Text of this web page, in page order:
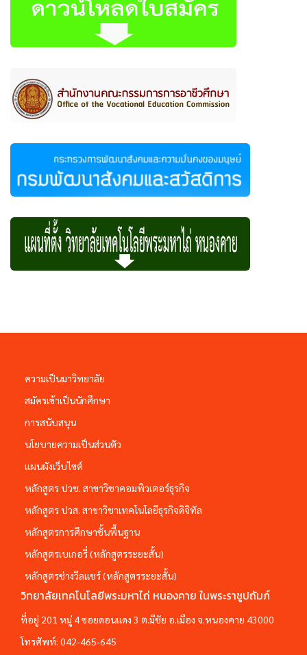
ความเป็นมาวิทยาลัย
สมัครเข้าเป็นนักศึกษา
การสนับสนุน
นโยบายความเป็นส่วนตัว
แผนผังเว็บไซต์
หลักสูตร ปวช. สาขาวิชาคอมพิวเตอร์ธุรกิจ
หลักสูตร ปวส. สาขาวิชาเทคโนโลยีธุรกิจดิจิทัล
หลักสูตรการศึกษาชั้นพื้นฐาน
หลักสูตรเบเกอรี่ (หลักสูตรระยะสั้น)
หลักสูตรช่างวีลแชร์ (หลักสูตรระยะสั้น)
วิทยาลัยเทคโนโลยีพระมหาไถ่ หนองคาย ในพระราชูปถัมภ์
ที่อยู่ 201 หมู่ 4 ซอยดอนแดง 3 ต.มีชัย อ.เมือง จ.หนองคาย 43000
โทรศัพท์: 042-465-645